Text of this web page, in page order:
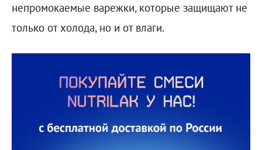
непромокаемые варежки, которые защищают не
только от холода, но и от влаги.